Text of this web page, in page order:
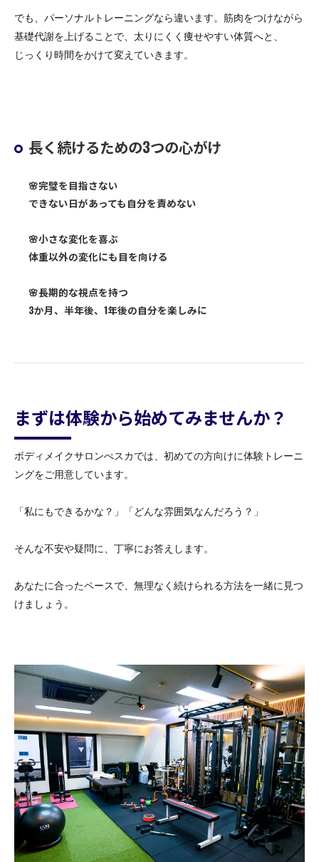
でも、パーソナルトレーニングなら違います。筋肉をつけながら
基礎代謝を上げることで、太りにくく痩せやすい体質へと、
じっくり時間をかけて変えていきます。
長く続けるための3つの心がけ
🌸完璧を目指さない
できない日があっても自分を責めない
🌸小さな変化を喜ぶ
体重以外の変化にも目を向ける
🌸長期的な視点を持つ
3か月、半年後、1年後の自分を楽しみに
まずは体験から始めてみませんか？
ボディメイクサロンぺスカでは、初めての方向けに体験トレーニ
ングをご用意しています。
「私にもできるかな？」「どんな雰囲気なんだろう？」
そんな不安や疑問に、丁寧にお答えします。
あなたに合ったペースで、無理なく続けられる方法を一緒に見つ
けましょう。